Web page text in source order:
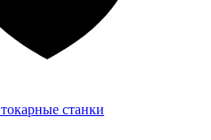
станки